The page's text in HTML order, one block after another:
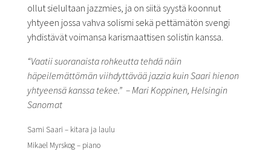
ollut sielultaan jazzmies, ja on siitä syystä koonnut
yhtyeen jossa vahva solismi sekä pettämätön svengi
yhdistävät voimansa karismaattisen solistin kanssa.
“Vaatii suoranaista rohkeutta tehdä näin
häpeilemättömän viihdyttävää jazzia kuin Saarihienon
yhtyeensä kanssa tekee.” – Mari Koppinen, Helsingin
Sanomat
Sami Saari – kitara ja laulu
Mikael Myrskog – piano